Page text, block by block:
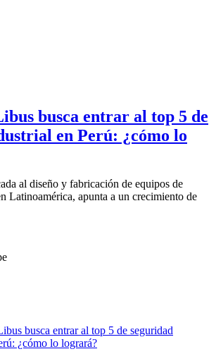
busca entrar al top 5 de
en Perú: ¿cómo lo
al diseño y fabricación de equipos de
Latinoamérica, apunta a un crecimiento de